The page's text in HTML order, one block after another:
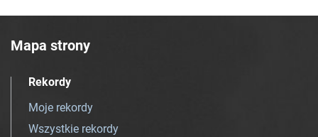
Mapa strony
Rekordy
Moje rekordy
Wszystkie rekordy